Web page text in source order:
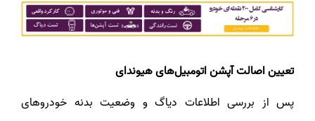
تعیین اصالت آپشن اتومبیل‌های هیوندای
پس از بررسی اطلاعات دیاگ و وضعیت بدنه خودروهای